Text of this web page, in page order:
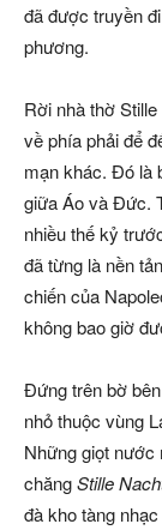
đã được truyền
phương.
Rời nhà thờ
về phía phải để
mạn khác. Đó là
giữa Áo và Đức.
nhiều thế kỷ
đã từng là nền
chiến của
không bao giờ
Đứng trên bờ
nhỏ thuộc vùng
Những giọt nước
chăngStille
đà kho tàng